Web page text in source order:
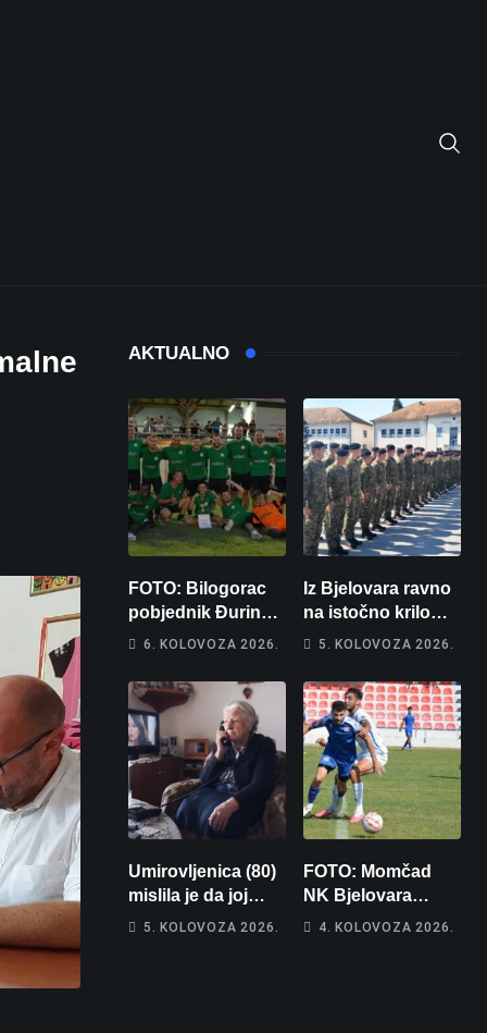
AKTUALNO
FOTO: Bilogorac
pobjednik Đurinog
memorijala
6. KOLOVOZA 2026.
Iz Bjelovara ravno
na istočno krilo
NATO-a: Evo kamo
vojnika i 6
vojnikinja
5. KOLOVOZA 2026.
Umirovljenica (80)
mislila je da joj
piše kći pa ostala
5. KOLOVOZA 2026.
FOTO: Momčad
NK Bjelovara
poprima jesenski
4. KOLOVOZA 2026.